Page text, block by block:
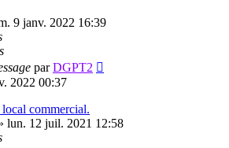
9 janv. 2022 16:39
parDGPT2
2022 00:37
commercial.
lun. 12 juil. 2021 12:58